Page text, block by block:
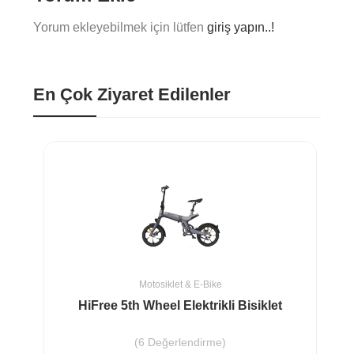
Bebeğinizin beslenmesi için bir sağlık uzmanına
Yorum ekleyebilmek için lütfen giriş yapın..!
En Çok Ziyaret Edilenler
Motosiklet & E-Bike
HiFree 5th Wheel Elektrikli Bisiklet
(6 Değerlendirme)